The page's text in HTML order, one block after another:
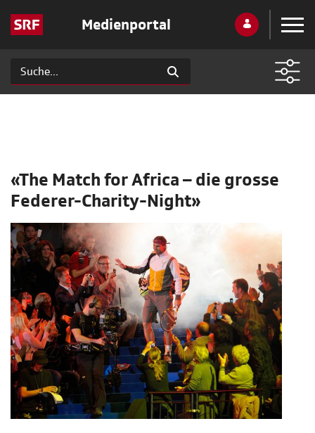
Medienportal
«The Match for Africa – die grosse
Federer-Charity-Night»